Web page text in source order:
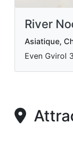
River
Asiatique,
Even Gvirol